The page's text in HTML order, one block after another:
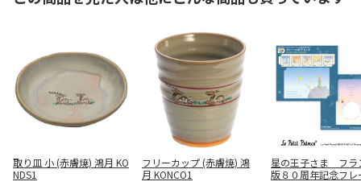
取り皿 小 (赤膚焼) 鴻月 KO
NDS1
フリーカップ (赤膚焼) 鴻
月 KONCO1
星の王子さま フラ
版８０周年記念フレ